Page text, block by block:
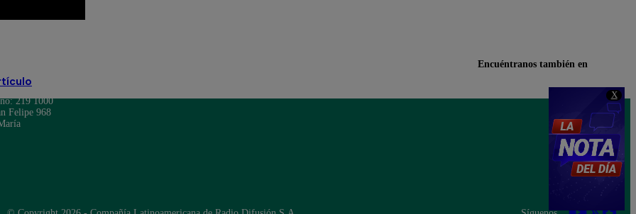
X
Encuéntranos también en
219 1000
Felipe 968